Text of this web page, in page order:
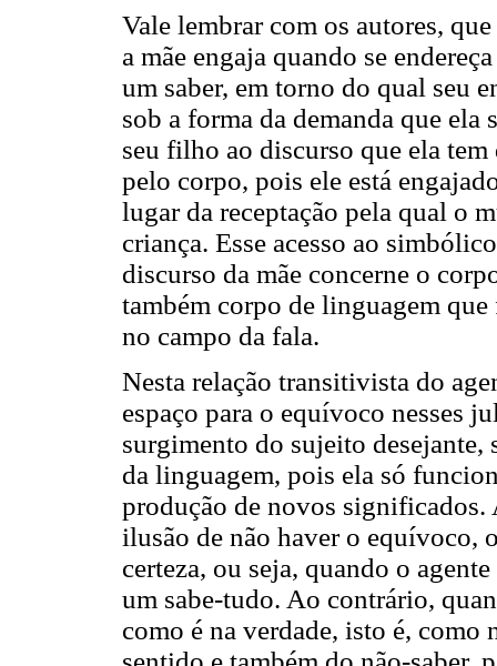
Vale lembrar com os autores,
a mãe engaja quando se
um saber, em torno do qual seu
sob a forma da demanda que
seu filho ao discurso que ela tem
pelo corpo, pois ele está
lugar da receptação pela qual o
criança. Esse acesso ao
discurso da mãe concerne o
também corpo de linguagem
no campo da fala.
Nesta relação transitivista do
espaço para o equívoco nesses
surgimento do sujeito
da linguagem, pois ela só
produção de novos significados.
ilusão de não haver o equívoco,
certeza, ou seja, quando o
um sabe-tudo. Ao contrário,
como é na verdade, isto é,